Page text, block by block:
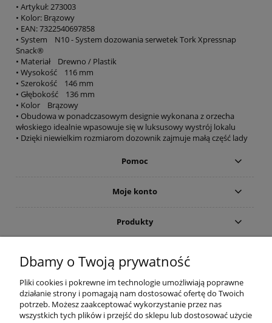
• Artykuł: 273003
• Kolor: Brązowy
• EAN: 7322540697858
• System N10 - System dozowania serwetek Tork Xpressnap
Snack®
• Materiał Drewno / Plastik
• Wysokość 116 mm
• Szerokość 146 mm
• Głębokość 136 mm
• Kolor Brązowy
• Obudowa w ponadczasowym designie wykonana z orzecha
włoskiego idealnie wpasowuje się w luksusowy wystrój lokalu
• Dzięki niewielkim rozmiarom dozownik zajmuje małą część lady
Pomoc
Moje konto
Produkty
O firmie
Dbamy o Twoją prywatność
Pliki cookies i pokrewne im technologie umożliwiają poprawne
działanie strony i pomagają nam dostosować ofertę do Twoich
potrzeb. Możesz zaakceptować wykorzystanie przez nas
wszystkich tych plików i przejść do sklepu lub dostosować użycie